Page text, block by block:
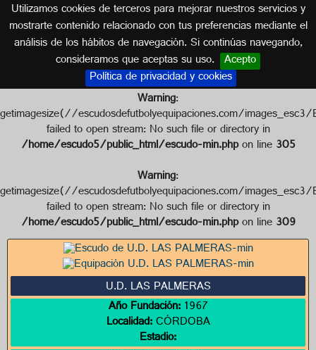
Utilizamos cookies de terceros para mejorar nuestros servicios y
mostrarte contenido relacionado con tus preferencias mediante el
análisis de los hábitos de navegación. Si continúas navegando,
consideramos que aceptas su uso. Acepto
Política de privacidad y cookies
Escudo de U.D. LAS PALMERAS
CÓRDOBA (ANDALUCÍA)
Warning:
getimagesize(//escudosdefutbolyequipaciones.com/
failed to open stream: No such file or directory in
/home/escudo5/public_html/escudo-min.phpon line305
Warning:
getimagesize(//escudosdefutbolyequipaciones.com/
failed to open stream: No such file or directory in
/home/escudo5/public_html/escudo-min.phpon line309
U.D. LAS PALMERAS
Año Fundación:1967
Localidad:CÓRDOBA
Estadio: